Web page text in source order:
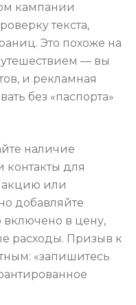
кампании
текста,
Это похоже на
— вы
и рекламная
без «паспорта»
наличие
для
акцию или
добавляйте
включено в цену,
расходы. Призыв к
«запишитесь